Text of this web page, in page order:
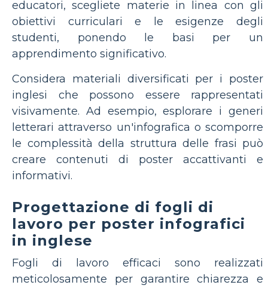
educatori, scegliete materie in linea con gli
obiettivi curriculari e le esigenze degli
studenti, ponendo le basi per un
apprendimento significativo.
Considera materiali diversificati per i poster
inglesi che possono essere rappresentati
visivamente. Ad esempio, esplorare i generi
letterari attraverso un'infografica o scomporre
le complessità della struttura delle frasi può
creare contenuti di poster accattivanti e
informativi.
Progettazione di fogli di
lavoro per poster infografici
in inglese
Fogli di lavoro efficaci sono realizzati
meticolosamente per garantire chiarezza e